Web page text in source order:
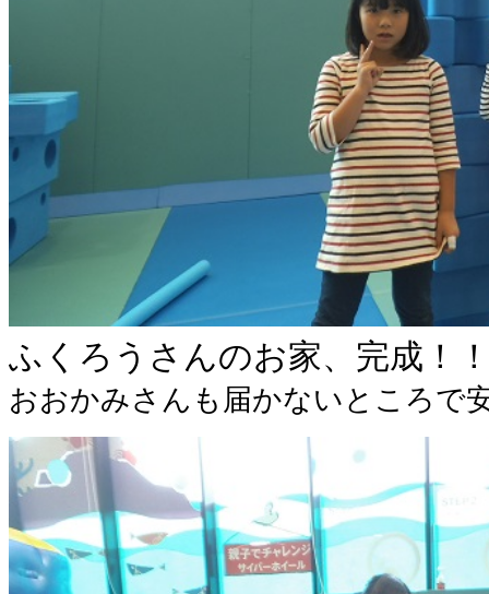
ふくろうさんのお家、完成！
おおかみさんも届かないところで